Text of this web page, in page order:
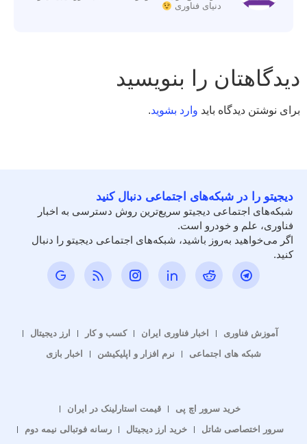
دنیای فناوری
دیدگاهتان را بنویسید
برای نوشتن دیدگاه باید وارد بشوید.
دیجیتو را در شبکه‌های اجتماعی دنبال کنید
شبکه‌های اجتماعی دیجیتو سریع‌ترین روش دسترسی به اخبار
فناوری، علم و خودرو است.
اگر می‌خواهید به‌روز باشید، شبکه‌های اجتماعی دیجیتو را دنبال
کنید.
آموزش فناوری اخبار فناوری ایران کسب و کار
ارز دیجیتال
شبکه های اجتماعی
نرم افزار و اپلیکیشن اخبار بازی
خرید سرور اچ پی
قیمت استارلینک در ایران
سرور اختصاصی شاتل
خرید ارز دیجیتال رسانه فوتبالی نیمه دوم